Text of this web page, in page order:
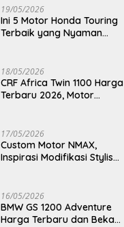
19/05/2026
Ini 5 Motor Honda Touring
Terbaik yang Nyaman
18/05/2026
CRF Africa Twin 1100 Harga
Terbaru 2026, Motor
17/05/2026
Custom Motor NMAX,
Inspirasi Modifikasi Stylish
16/05/2026
BMW GS 1200 Adventure
Harga Terbaru dan Bekas,